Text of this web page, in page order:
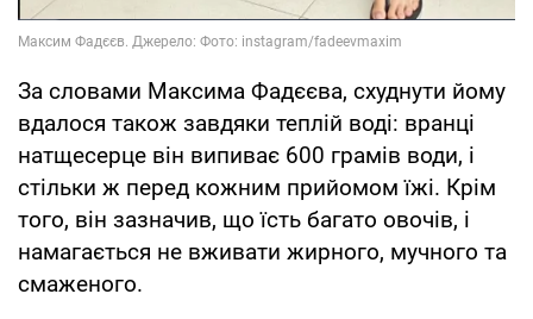
За словами Максима Фадєєва, схуднути йому
вдалося також завдяки теплій воді: вранці
натщесерце він випиває 600 грамів води, і
стільки ж перед кожним прийомом їжі. Крім
того, він зазначив, що їсть багато овочів, і
намагається не вживати жирного, мучного та
смаженого.